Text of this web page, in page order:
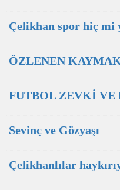
Çelikhan spor hiç mi
ÖZLENEN
FUTBOL ZEVKİ VE
Sevinç ve Gözyaşı
Çelikhanlılar